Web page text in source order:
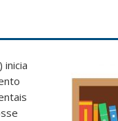
inicia